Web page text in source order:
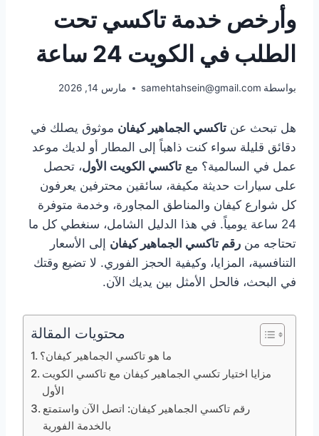
وأرخص خدمة تاكسي تحت
الطلب في الكويت 24 ساعة
بواسطة samehtahsein@gmail.com مارس 14, 2026
هل تبحث عن تاكسي الجماهير كيفان موثوق يصلك في
دقائق قليلة سواء كنت ذاهباً إلى المطار أو لديك موعد
عمل في السالمية؟ مع تاكسي الكويت الأول، تحصل
على سيارات حديثة مكيفة، سائقين محترفين يعرفون
كل شوارع كيفان والمناطق المجاورة، وخدمة متوفرة
24 ساعة يومياً. في هذا الدليل الشامل، سنغطي كل ما
تحتاجه من رقم تاكسي الجماهير كيفان إلى الأسعار
التنافسية، المزايا، وكيفية الحجز الفوري. لا تضيع وقتك
في البحث، فالحل الأمثل بين يديك الآن.
محتويات المقالة
ما هو تاكسي الجماهير كيفان؟
مزايا اختيار تكسي الجماهير كيفان مع تاكسي الكويت
الأول
رقم تاكسي الجماهير كيفان: اتصل الآن واستمتع
بالخدمة الفورية